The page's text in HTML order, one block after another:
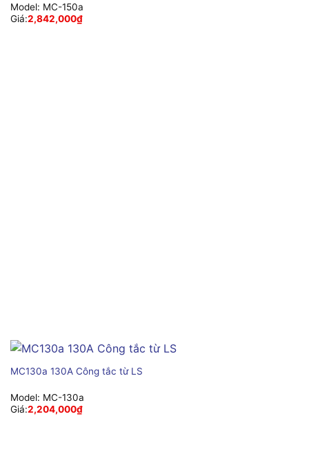
Model: MC-150a
Giá:2,842,000₫
MC130a 130A Công tắc từ LS
Model: MC-130a
Giá:2,204,000₫